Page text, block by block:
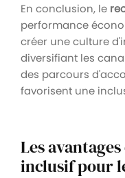
En conclusion, le
performance
créer une culture
diversifiant les
des parcours
favorisent une
Les
inclusif pour